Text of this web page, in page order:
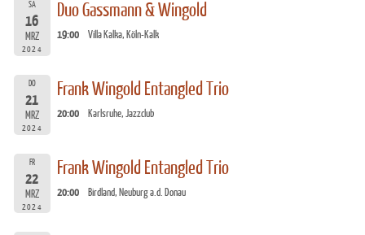
SA
16
MRZ
2024
Duo Gassmann & Wingold
19:00 Villa Kalka, Köln-Kalk
DO
21
MRZ
2024
Frank Wingold Entangled Trio
20:00 Karlsruhe, Jazzclub
FR
22
MRZ
2024
Frank Wingold Entangled Trio
20:00 Birdland, Neuburg a.d. Donau